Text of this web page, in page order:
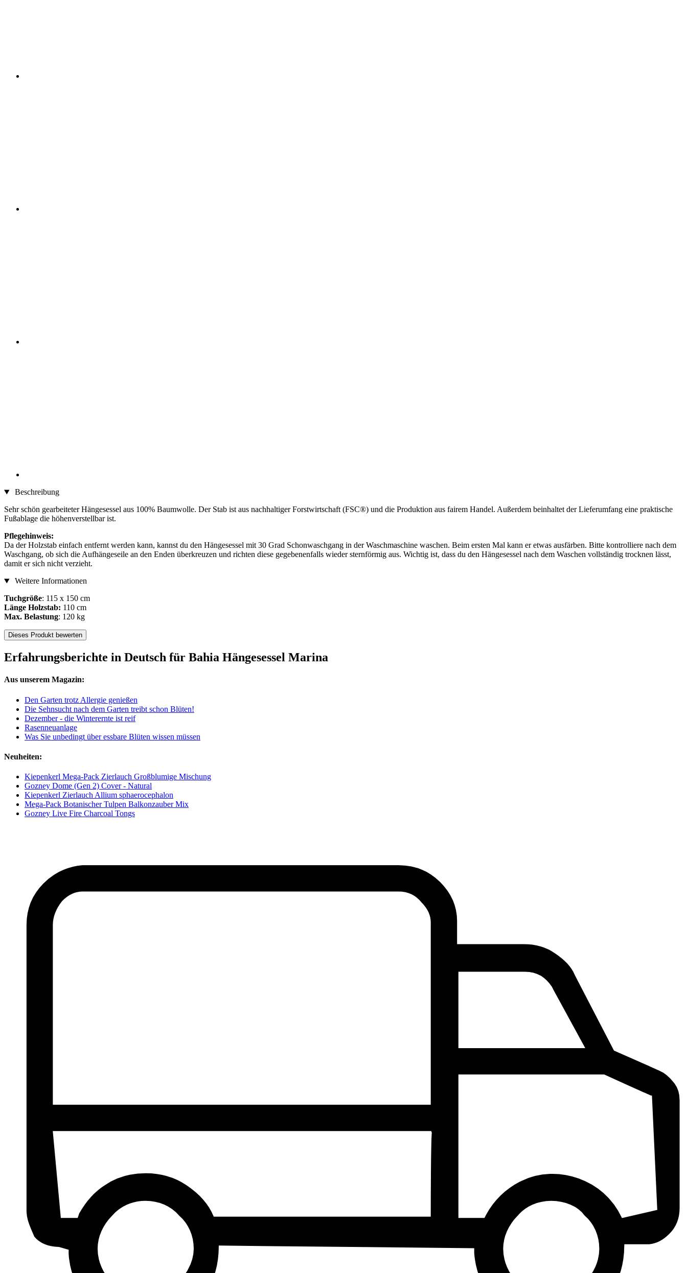
Beschreibung
Sehr schön gearbeiteter Hängesessel aus 100% Baumwolle. Der Stab ist aus nachhaltiger Forstwirtschaft (FSC®) und die Produktion aus fairem Handel. Außerdem beinhaltet der Lieferumfang eine praktische
Fußablage die höhenverstellbar ist.
Pflegehinweis:
Da der Holzstab einfach entfernt werden kann, kannst du den Hängesessel mit 30 Grad Schonwaschgang in der Waschmaschine waschen. Beim ersten Mal kann er etwas ausfärben. Bitte kontrolliere nach dem
Waschgang, ob sich die Aufhängeseile an den Enden überkreuzen und richten diese gegebenenfalls wieder sternförmig aus. Wichtig ist, dass du den Hängesessel nach dem Waschen vollständig trocknen lässt,
damit er sich nicht verzieht.
Weitere Informationen
Tuchgröße: 115 x 150 cm
Länge Holzstab: 110 cm
Max. Belastung: 120 kg
Dieses Produkt bewerten
Erfahrungsberichte in Deutsch für Bahia Hängesessel Marina
Aus unserem Magazin:
Den Garten trotz Allergie genießen
Die Sehnsucht nach dem Garten treibt schon Blüten!
Dezember - die Winterernte ist reif
Rasenneuanlage
Was Sie unbedingt über essbare Blüten wissen müssen
Neuheiten:
Kiepenkerl Mega-Pack Zierlauch Großblumige Mischung
Gozney Dome (Gen 2) Cover - Natural
Kiepenkerl Zierlauch Allium sphaerocephalon
Mega-Pack Botanischer Tulpen Balkonzauber Mix
Gozney Live Fire Charcoal Tongs